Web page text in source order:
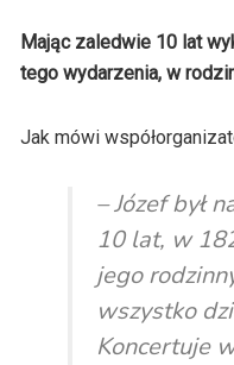
Mając zaledwie 10 lat
tego wydarzenia, w
Jak mówi
– Józef był
10 lat, w
jego
wszystko
Koncertuje